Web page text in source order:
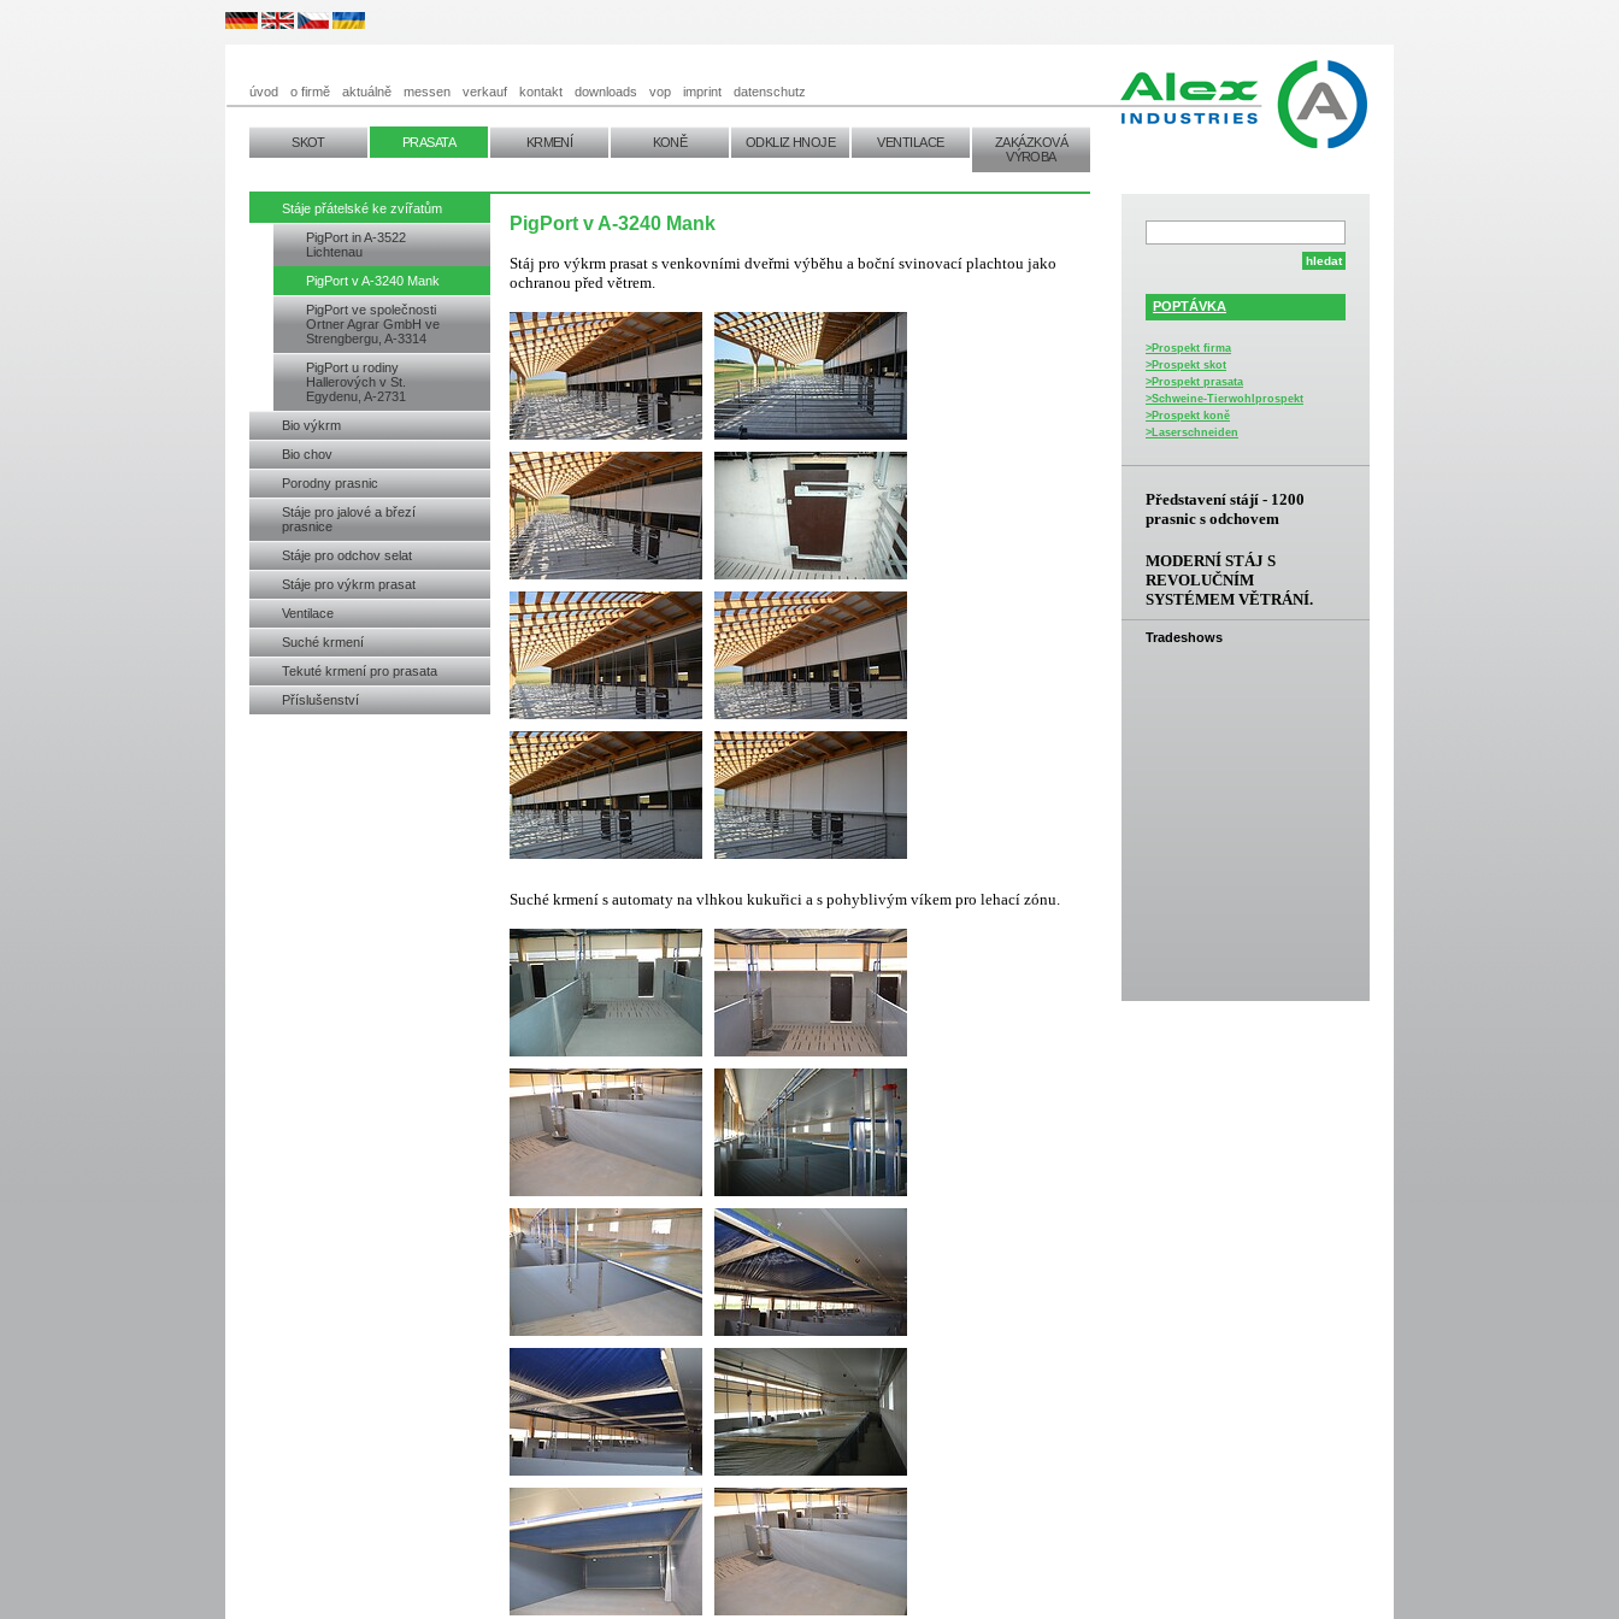
úvod o firmě aktuálně messen verkauf kontakt downloads vop imprint datenschutz
SKOT PRASATA KRMENÍ KONĚ ODKLIZ HNOJE VENTILACE
ZAKÁZKOVÁ
VÝROBA
POPTÁVKA
>Prospekt firma
>Prospekt skot
>Prospekt prasata
>Schweine-Tierwohlprospekt
>Prospekt koně
>Laserschneiden
Představení stájí - 1200
prasnic s odchovem
MODERNÍ STÁJ S
REVOLUČNÍM
SYSTÉMEM VĚTRÁNÍ.
Tradeshows
Stáje přátelské ke zvířatům
PigPort in A-3522
Lichtenau
PigPort v A-3240 Mank
PigPort ve společnosti
Ortner Agrar GmbH ve
Strengbergu, A-3314
PigPort u rodiny
Hallerových v St.
Egydenu, A-2731
Bio výkrm
Bio chov
Porodny prasnic
Stáje pro jalové a březí
prasnice
Stáje pro odchov selat
Stáje pro výkrm prasat
Ventilace
Suché krmení
Tekuté krmení pro prasata
Příslušenství
PigPort v A-3240 Mank
Stáj pro výkrm prasat s venkovními dveřmi výběhu a boční svinovací plachtou jako
ochranou před větrem.
Suché krmení s automaty na vlhkou kukuřici a s pohyblivým víkem pro lehací zónu.